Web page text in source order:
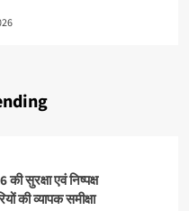
सुरक्षा एवं निष्पक्ष
की व्यापक समीक्षा